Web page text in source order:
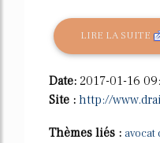
LIRE LA SUITE
Date: 2017-01-16
Site : http://
Thèmes liés : avocat